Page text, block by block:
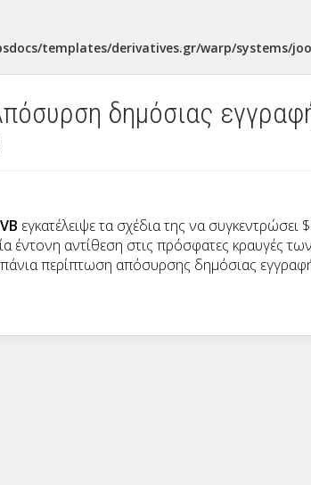
templates/derivatives.gr/warp/systems/
δημόσιας
εγκατέλειψε τα σχέδια της να συγκεντρώσει
αντίθεση στις πρόσφατες κραυγές
περίπτωση απόσυρσης δημόσιας